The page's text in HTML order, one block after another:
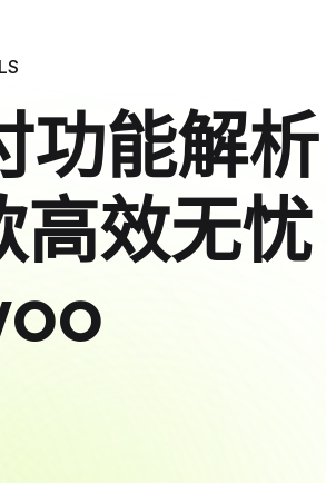
能解
高效无忧